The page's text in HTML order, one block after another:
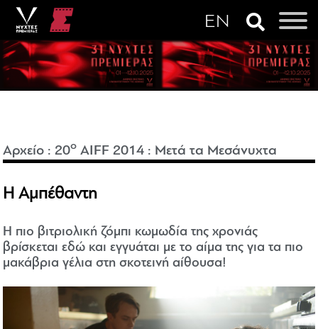
Αρχείο :20o AIFF 2014 : Μετά τα Μεσάνυχτα
Η Αμπέθαντη
Η πιο βιτριολική ζόμπι κωμωδία της χρονιάς
βρίσκεται εδώ και εγγυάται με το αίμα της για τα πιο
μακάβρια γέλια στη σκοτεινή αίθουσα!